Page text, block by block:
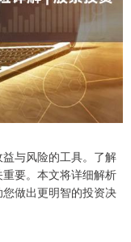
与风险的工具。了解
要。本文将详细解析
做出更明智的投资决